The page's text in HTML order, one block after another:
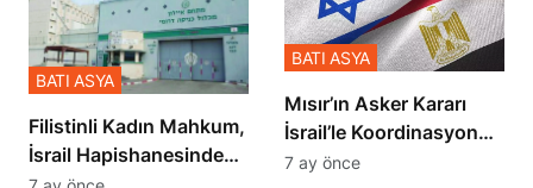
Filistinli Kadın Mahkum,
İsrail Hapishanesindeki
Zulmü Anlattı
BATI ASYA
7 ay önce
Mısır’ın Asker Kararı
İsrail’le Koordinasyon
İçinde Gerçekleşmiş
BATI ASYA
7 ay önce